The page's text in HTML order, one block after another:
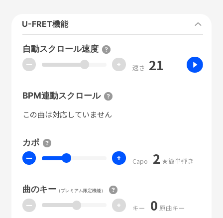
U-FRET機能
自動スクロール速度
ー + 速さ 21
BPM連動スクロール
この曲は対応していません
カポ
ー + Capo 2 ★簡単弾き
曲のキー（プレミアム限定機能）
ー + キー 0 原曲キー